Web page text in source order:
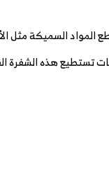
السميكة مثل